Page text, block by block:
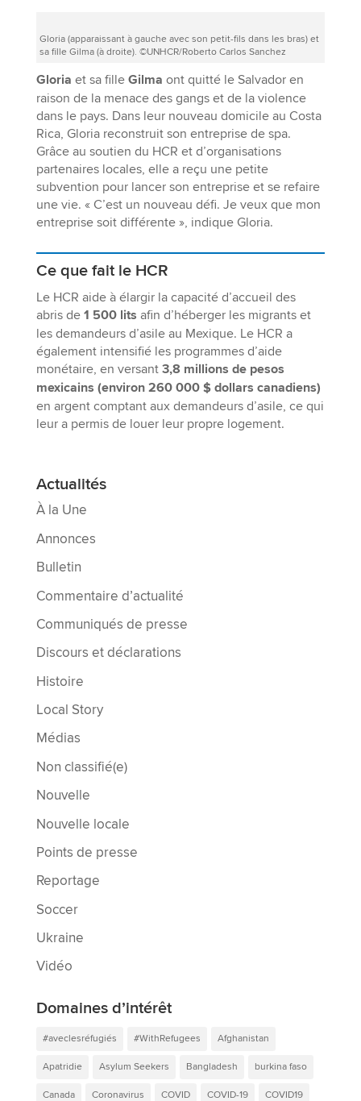
Gloria (apparaissant à gauche avec son petit-fils dans les bras) et
sa fille Gilma (à droite). ©UNHCR/Roberto Carlos Sanchez
Gloria et sa fille Gilma ont quitté le Salvador en
raison de la menace des gangs et de la violence
dans le pays. Dans leur nouveau domicile au Costa
Rica, Gloria reconstruit son entreprise de spa.
Grâce au soutien du HCR et d’organisations
partenaires locales, elle a reçu une petite
subvention pour lancer son entreprise et se refaire
une vie. « C’est un nouveau défi. Je veux que mon
entreprise soit différente », indique Gloria.
Ce que fait le HCR
Le HCR aide à élargir la capacité d’accueil des
abris de 1 500 lits afin d’héberger les migrants et
les demandeurs d’asile au Mexique. Le HCR a
également intensifié les programmes d’aide
monétaire, en versant 3,8 millions de pesos
mexicains (environ 260 000 $ dollars canadiens)
en argent comptant aux demandeurs d’asile, ce qui
leur a permis de louer leur propre logement.
Actualités
À la Une
Annonces
Bulletin
Commentaire d’actualité
Communiqués de presse
Discours et déclarations
Histoire
Local Story
Médias
Non classifié(e)
Nouvelle
Nouvelle locale
Points de presse
Reportage
Soccer
Ukraine
Vidéo
Domaines d’intérêt
#aveclesréfugiés #WithRefugees Afghanistan
Apatridie Asylum Seekers Bangladesh burkina faso
Canada Coronavirus COVID COVID-19 COVID19